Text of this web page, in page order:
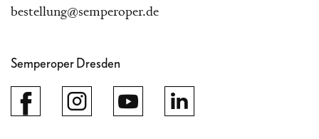
bestellung@semperoper.de
Semperoper Dresden